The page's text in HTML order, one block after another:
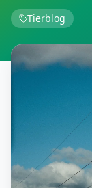
Tierblog